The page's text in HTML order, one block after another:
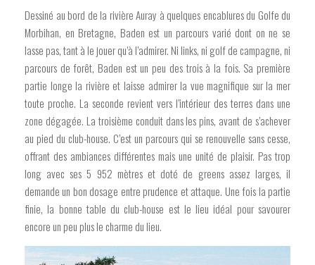
Dessiné au bord de la rivière Auray à quelques encablures du Golfe du
Morbihan, en Bretagne, Baden est un parcours varié dont on ne se
lasse pas, tant à le jouer qu’à l’admirer. Ni links, ni golf de campagne, ni
parcours de forêt, Baden est un peu des trois à la fois. Sa première
partie longe la rivière et laisse admirer la vue magnifique sur la mer
toute proche. La seconde revient vers l’intérieur des terres dans une
zone dégagée. La troisième conduit dans les pins, avant de s’achever
au pied du club-house. C’est un parcours qui se renouvelle sans cesse,
offrant des ambiances différentes mais une unité de plaisir. Pas trop
long avec ses 5 952 mètres et doté de greens assez larges, il
demande un bon dosage entre prudence et attaque. Une fois la partie
finie, la bonne table du club-house est le lieu idéal pour savourer
encore un peu plus le charme du lieu.